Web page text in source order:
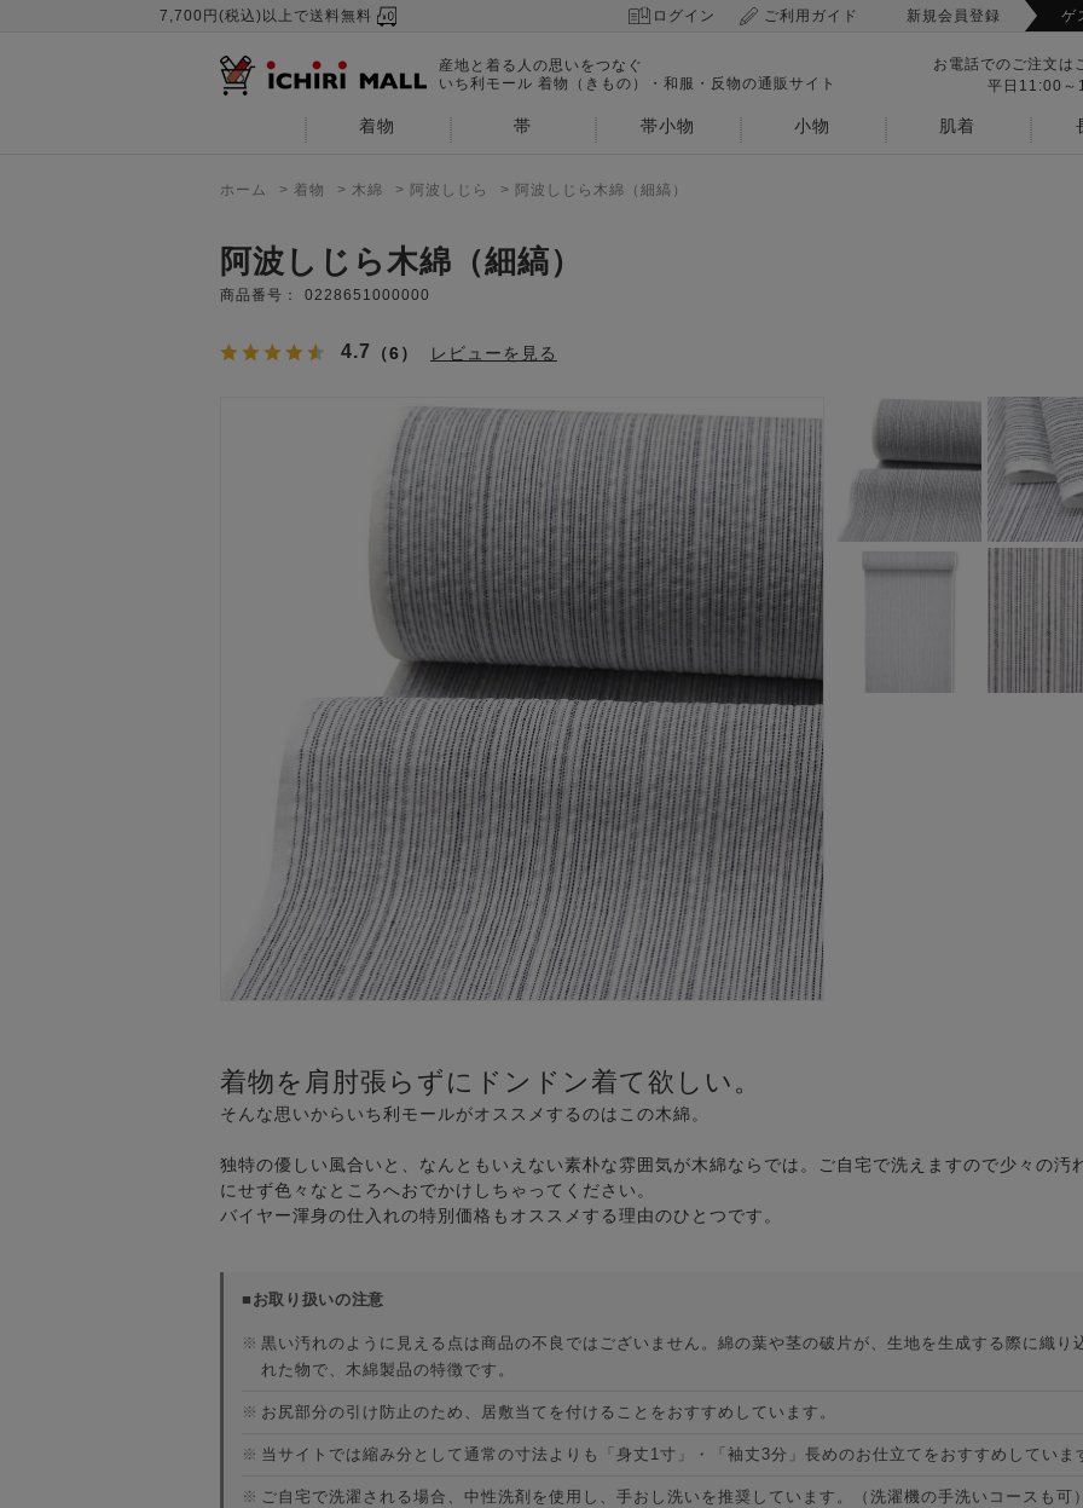
7,700円(税込)以上で送料無料 ログイン ご利用ガイド 新規会員登録 ゲ
産地と着る人の思いをつなぐ
いち利モール 着物（きもの）・和服・反物の通販サイト
お電話でのご注文は
平日11:00～
着物 帯 帯小物 小物 肌着
ホーム > 着物 > 木綿 > 阿波しじら > 阿波しじら木綿（細縞）
阿波しじら木綿（細縞）
商品番号： 0228651000000
4.7 （6） レビューを見る
着物を肩肘張らずにドンドン着て欲しい。
そんな思いからいち利モールがオススメするのはこの木綿。
独特の優しい風合いと、なんともいえない素朴な雰囲気が木綿ならでは。ご自宅で洗えますので少々の汚
にせず色々なところへおでかけしちゃってください。
バイヤー渾身の仕入れの特別価格もオススメする理由のひとつです。
■お取り扱いの注意
※ 黒い汚れのように見える点は商品の不良ではございません。綿の葉や茎の破片が、生地を生成する際に織り
れた物で、木綿製品の特徴です。
※ お尻部分の引け防止のため、居敷当てを付けることをおすすめしています。
※ 当サイトでは縮み分として通常の寸法よりも「身丈1寸」・「袖丈3分」長めのお仕立てをおすすめしていま
※ ご自宅で洗濯される場合、中性洗剤を使用し、手おし洗いを推奨しています。（洗濯機の手洗いコースも可